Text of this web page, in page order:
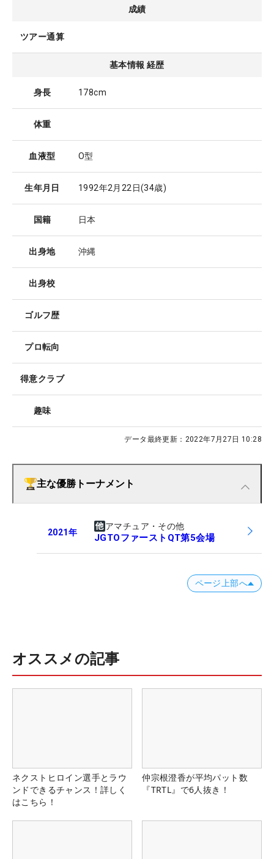
成績
ツアー通算
基本情報 経歴
身長 178cm
体重
血液型 O型
生年月日 1992年2月22日(34歳)
国籍 日本
出身地 沖縄
出身校
ゴルフ歴
プロ転向
得意クラブ
趣味
データ最終更新： 2022年7月27日 10:28
主な優勝トーナメント
2021年
アマチュア・その他
JGTOファーストQT第5会場
ページ上部へ
オススメの記事
ネクストヒロイン選手とラウ
ンドできるチャンス！詳しく
はこちら！
仲宗根澄香が平均パット数
『TRTL』で6人抜き！